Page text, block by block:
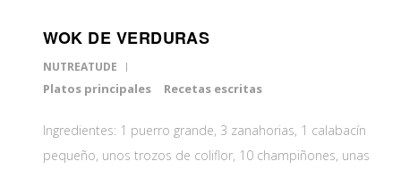
WOK DE VERDURAS
NUTREATUDE
Platos principales Recetas escritas
Ingredientes: 1 puerro grande, 3 zanahorias, 1 calabacín
pequeño, unos trozos de coliflor, 10 champiñones, unas